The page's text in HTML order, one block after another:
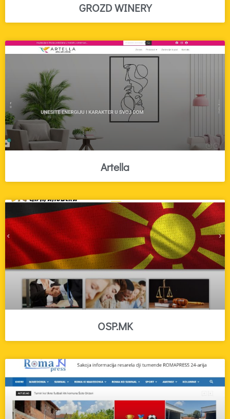
GROZD WINERY
Artella
OSP.MK